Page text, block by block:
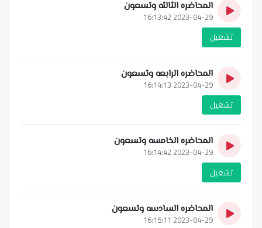
المحاضره الثالثه وتسعون
2023-04-29 16:13:42
تشغيل
المحاضره الرابعه وتسعون
2023-04-29 16:14:13
تشغيل
المحاضره الخامسه وتسعون
2023-04-29 16:14:42
تشغيل
المحاضره السادسه وتسعون
2023-04-29 16:15:11